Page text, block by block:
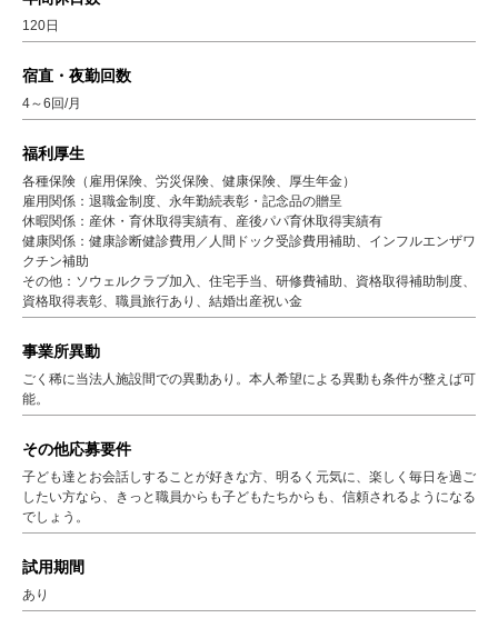
120日
宿直・夜勤回数
4～6回/月
福利厚生
各種保険（雇用保険、労災保険、健康保険、厚生年金）
雇用関係：退職金制度、永年勤続表彰・記念品の贈呈
休暇関係：産休・育休取得実績有、産後パパ育休取得実績有
健康関係：健康診断健診費用／人間ドック受診費用補助、インフルエンザワ
クチン補助
その他：ソウェルクラブ加入、住宅手当、研修費補助、資格取得補助制度、
資格取得表彰、職員旅行あり、結婚出産祝い金
事業所異動
ごく稀に当法人施設間での異動あり。本人希望による異動も条件が整えば可
能。
その他応募要件
子ども達とお会話しすることが好きな方、明るく元気に、楽しく毎日を過ご
したい方なら、きっと職員からも子どもたちからも、信頼されるようになる
でしょう。
試用期間
あり